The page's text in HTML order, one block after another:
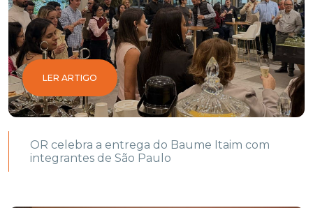
LER ARTIGO
OR celebra a entrega do Baume Itaim com
integrantes de São Paulo